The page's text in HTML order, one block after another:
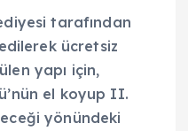
tarafından
ücretsiz
yapı için,
el koyup II.
yönündeki